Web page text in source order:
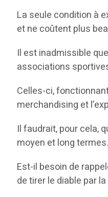
La seule condition à
et ne coûtent plus
Il est inadmissible
associations
Celles-ci,
merchandising et
Il faudrait, pour cela,
moyen et long termes.
Est-il besoin de
de tirer le diable par